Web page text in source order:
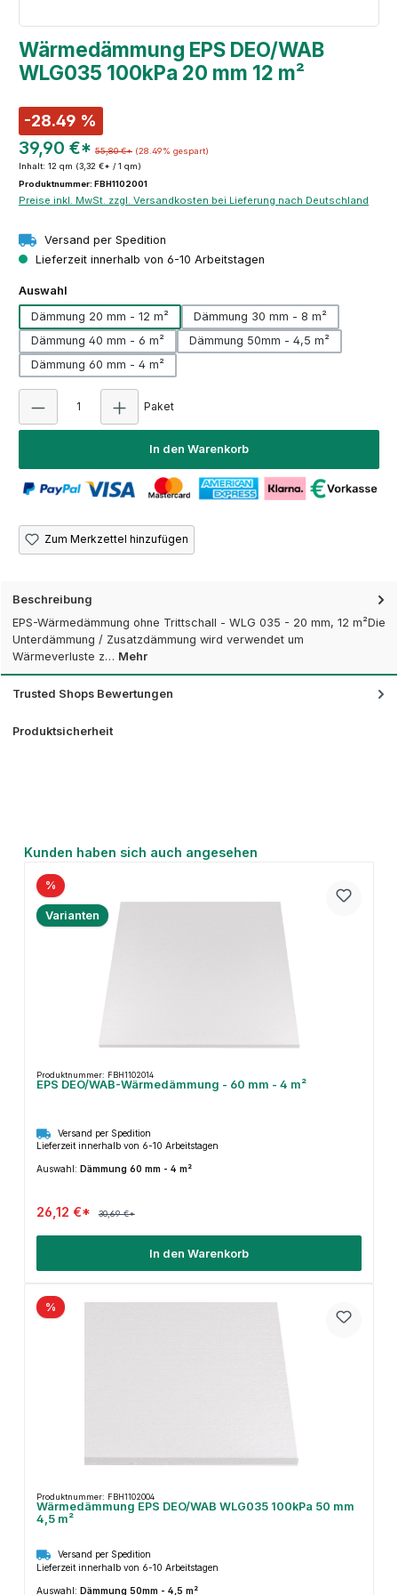
Wärmedämmung EPS DEO/WAB
WLG035 100kPa 20 mm 12 m²
-28.49 %
39,90 €* 55,80 €* (28.49% gespart)
Inhalt: 12 qm (3,32 €* / 1 qm)
Produktnummer: FBH1102001
Preise inkl. MwSt. zzgl. Versandkosten bei Lieferung nach Deutschland
Versand per Spedition
Lieferzeit innerhalb von 6-10 Arbeitstagen
Auswahl
Dämmung 20 mm - 12 m²
Dämmung 30 mm - 8 m²
Dämmung 40 mm - 6 m²
Dämmung 50mm - 4,5 m²
Dämmung 60 mm - 4 m²
Paket
In den Warenkorb
Zum Merkzettel hinzufügen
Beschreibung
EPS-Wärmedämmung ohne Trittschall - WLG 035 - 20 mm, 12 m²Die
Unterdämmung / Zusatzdämmung wird verwendet um
Wärmeverluste z… Mehr
Trusted Shops Bewertungen
Produktsicherheit
Produktgalerie überspringen
Kunden haben sich auch angesehen
%
Varianten
Produktnummer: FBH1102014
EPS DEO/WAB-Wärmedämmung - 60 mm - 4 m²
Versand per Spedition
Lieferzeit innerhalb von 6-10 Arbeitstagen
Auswahl: Dämmung 60 mm - 4 m²
26,12 €* 30,69 €*
In den Warenkorb
%
Produktnummer: FBH1102004
Wärmedämmung EPS DEO/WAB WLG035 100kPa 50 mm
4,5 m²
Versand per Spedition
Lieferzeit innerhalb von 6-10 Arbeitstagen
Auswahl: Dämmung 50mm - 4,5 m²